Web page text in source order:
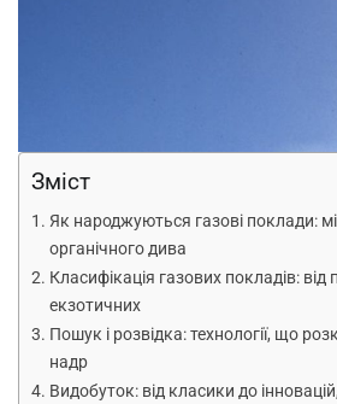
Зміст
Як народжуються газові поклади:
органічного дива
Класифікація газових покладів: від
екзотичних
Пошук і розвідка: технології, що
надр
Видобуток: від класики до